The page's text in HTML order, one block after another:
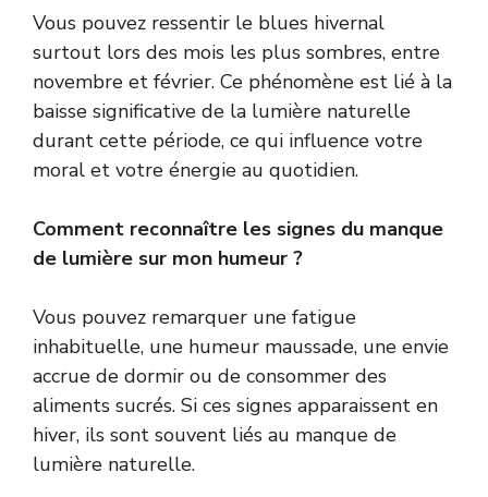
Vous pouvez ressentir le blues hivernal
surtout lors des mois les plus sombres, entre
novembre et février. Ce phénomène est lié à la
baisse significative de la lumière naturelle
durant cette période, ce qui influence votre
moral et votre énergie au quotidien.
Comment reconnaître les signes du manque
de lumière sur mon humeur ?
Vous pouvez remarquer une fatigue
inhabituelle, une humeur maussade, une envie
accrue de dormir ou de consommer des
aliments sucrés. Si ces signes apparaissent en
hiver, ils sont souvent liés au manque de
lumière naturelle.